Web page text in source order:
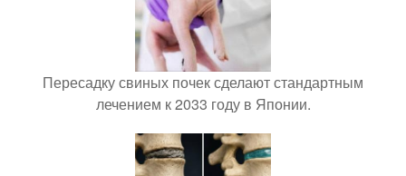
Пересадку свиных почек сделают стандартным
лечением к 2033 году в Японии.